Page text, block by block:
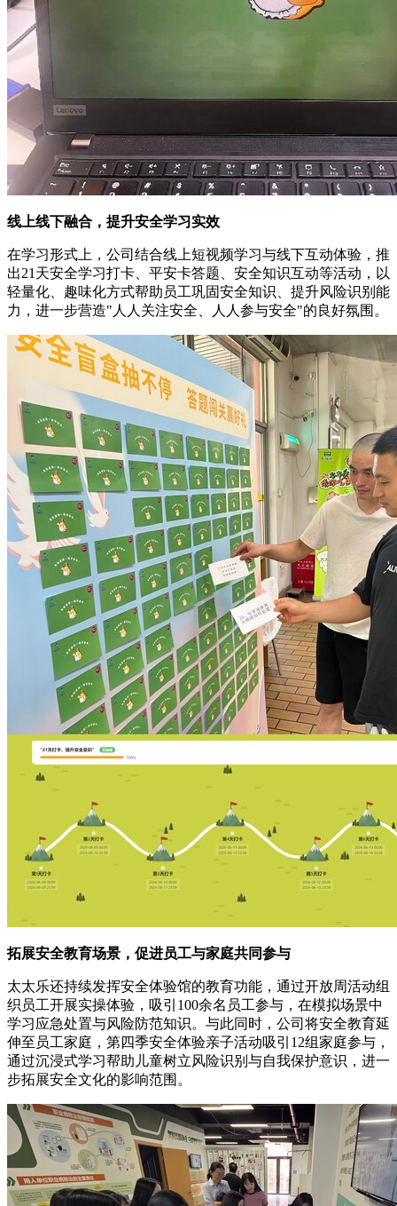
线上线下融合，提升安全学习实效
在学习形式上，公司结合线上短视频学习与线下互动体验，推
出21天安全学习打卡、平安卡答题、安全知识互动等活动，以
轻量化、趣味化方式帮助员工巩固安全知识、提升风险识别能
力，进一步营造"人人关注安全、人人参与安全"的良好氛围。
拓展安全教育场景，促进员工与家庭共同参与
太太乐还持续发挥安全体验馆的教育功能，通过开放周活动组
织员工开展实操体验，吸引100余名员工参与，在模拟场景中
学习应急处置与风险防范知识。与此同时，公司将安全教育延
伸至员工家庭，第四季安全体验亲子活动吸引12组家庭参与，
通过沉浸式学习帮助儿童树立风险识别与自我保护意识，进一
步拓展安全文化的影响范围。